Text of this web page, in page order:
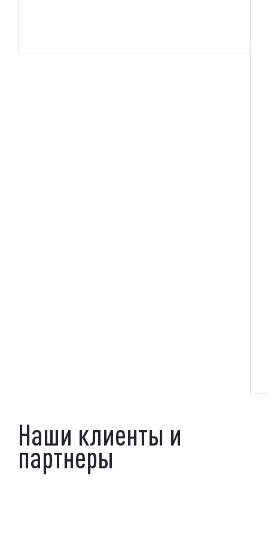
Наши клиенты и
партнеры